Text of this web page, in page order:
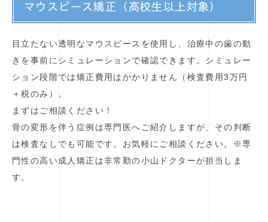
マウスピース矯正（高校生以上対象）
目立たない透明なマウスピースを使用し、治療中の歯の動
きを事前にシミュレーションで確認できます。シミュレー
ション段階では矯正費用はかかりません（検査費用3万円
＋税のみ）。
まずはご相談ください！
骨の変形を伴う症例は専門医へご紹介しますが、その判断
は検査なしでも可能です。お気軽にご相談ください。※専
門性の高い成人矯正は非常勤の小山ドクターが担当しま
す。